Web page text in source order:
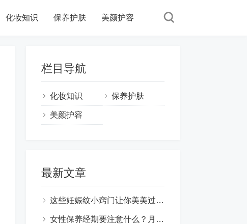
化妆知识 保养护肤 美颜护容
栏目导航
化妆知识 保养护肤
美颜护容
最新文章
这些妊娠纹小窍门让你美美过一天,妊娠纹怎样才能去掉 ！
女性保养经期要注意什么？月经期间如何保养皮肤？